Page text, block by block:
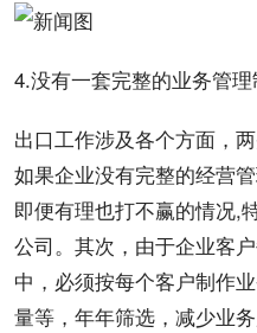
4.没有一套完整的业务管
出口工作涉及各个方面，
如果企业没有完整的经营
即便有理也打不赢的情况,
公司。其次，由于企业客
中，必须按每个客户制作
量等，年年筛选，减少业务